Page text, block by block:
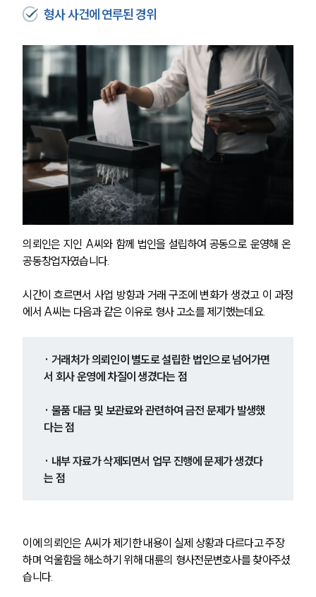
형사 사건에 연루된 경위
의뢰인은 지인 A씨와 함께 법인을 설립하여 공동으로 운영해 온
공동창업자였습니다.
시간이 흐르면서 사업 방향과 거래 구조에 변화가 생겼고 이 과정
에서 A씨는 다음과 같은 이유로 형사 고소를 제기했는데요.
· 거래처가 의뢰인이 별도로 설립한 법인으로 넘어가면
서 회사 운영에 차질이 생겼다는 점
· 물품 대금 및 보관료와 관련하여 금전 문제가 발생했
다는 점
· 내부 자료가 삭제되면서 업무 진행에 문제가 생겼다
는 점
이에 의뢰인은 A씨가 제기한 내용이 실제 상황과 다르다고 주장
하며 억울함을 해소하기 위해 대륜의 형사전문변호사를 찾아주셨
습니다.